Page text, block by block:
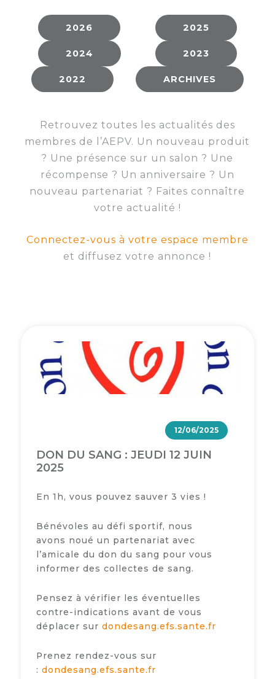
de
managers
intermédiaires
féminin
sportif
Congrès
et
salons
Newsletter
Actualité
des
membres
de
Industrie
Bâtiment
Dispositifs
partenaires
Offres
une
offre
privilège
CONTACT
2026 2025
2024 2023
2022 ARCHIVES
Retrouvez toutes les actualités des
membres de l’AEPV. Un nouveau produit
? Une présence sur un salon ? Une
récompense ? Un anniversaire ? Un
nouveau partenariat ? Faites connaître
votre actualité !
Connectez-vous à votre espace membre
et diffusez votre annonce !
12/06/2025
DON DU SANG : JEUDI 12 JUIN
2025
En 1h, vous pouvez sauver 3 vies !
Bénévoles au défi sportif, nous
avons noué un partenariat avec
l’amicale du don du sang pour vous
informer des collectes de sang.
Pensez à vérifier les éventuelles
contre-indications avant de vous
déplacer sur dondesang.efs.sante.fr
Prenez rendez-vous sur
: dondesang.efs.sante.fr